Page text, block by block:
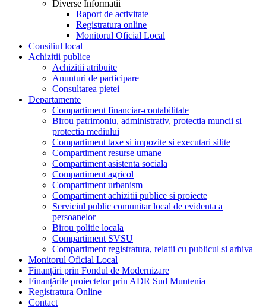
Diverse Informatii
Raport de activitate
Registratura online
Monitorul Oficial Local
Consiliul local
Achizitii publice
Achizitii atribuite
Anunturi de participare
Consultarea pietei
Departamente
Compartiment financiar-contabilitate
Birou patrimoniu, administrativ, protectia muncii si
protectia mediului
Compartiment taxe si impozite si executari silite
Compartiment resurse umane
Compartiment asistenta sociala
Compartiment agricol
Compartiment urbanism
Compartiment achizitii publice si proiecte
Serviciul public comunitar local de evidenta a
persoanelor
Birou politie locala
Compartiment SVSU
Compartiment registratura, relatii cu publicul si arhiva
Monitorul Oficial Local
Finanțări prin Fondul de Modernizare
Finanțările proiectelor prin ADR Sud Muntenia
Registratura Online
Contact